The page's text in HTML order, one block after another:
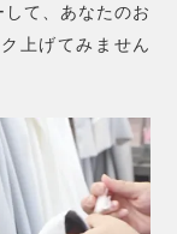
て、あなたのお
上げてみません